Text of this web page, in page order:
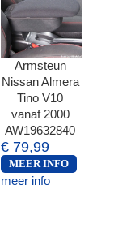
Armsteun
Nissan Almera
Tino V10
vanaf 2000
AW19632840
€ 79,99
MEER INFO
meer info